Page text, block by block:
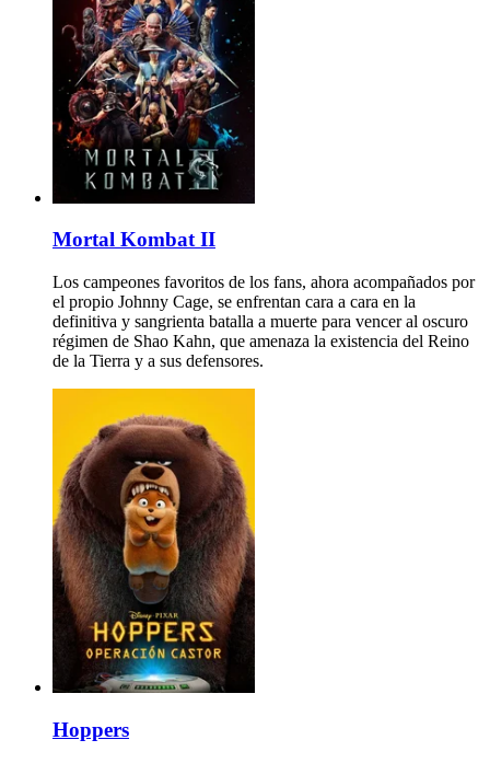
Mortal Kombat II
Los campeones favoritos de los fans, ahora acompañados por
el propio Johnny Cage, se enfrentan cara a cara en la
definitiva y sangrienta batalla a muerte para vencer al oscuro
régimen de Shao Kahn, que amenaza la existencia del Reino
de la Tierra y a sus defensores.
Hoppers